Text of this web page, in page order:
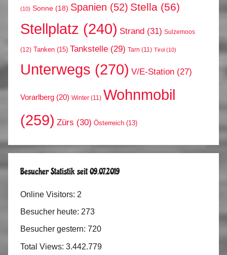
(10) Sonne (18) Spanien (52) Stella (56)
Stellplatz (240) Strand (31) Sulzemoos
(12) Tanken (15) Tankstelle (29) Tarn (11) Tirol (10)
Unterwegs (270) V/E-Station (27)
Vorarlberg (20) Winter (11) Wohnmobil
(259) Zürs (30) Österreich (13)
Besucher Statistik seit 09.07.2019
Online Visitors: 2
Besucher heute: 273
Besucher gestern: 720
Total Views: 3.442.779